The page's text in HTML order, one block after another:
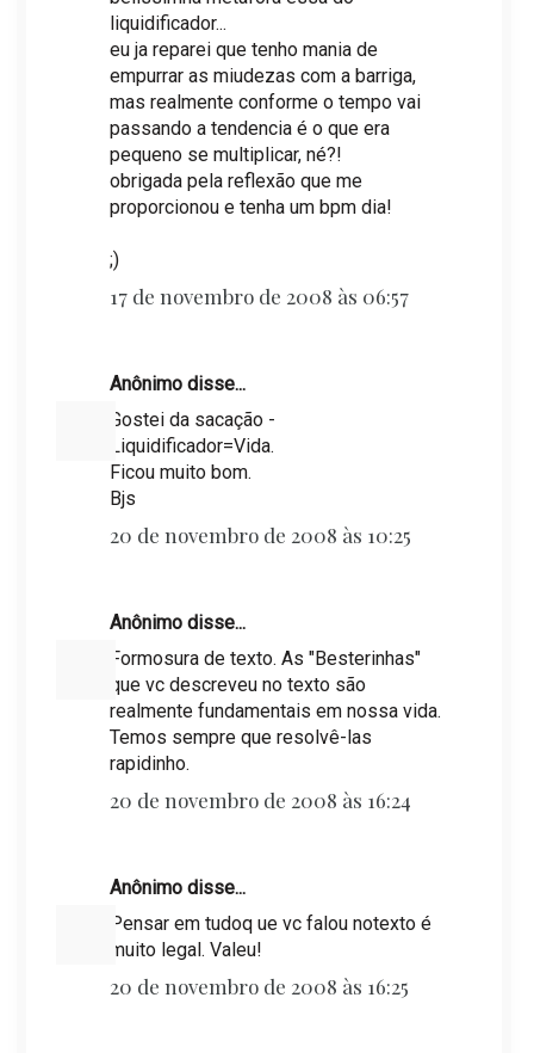
liquidificador...
eu ja reparei que tenho mania de
empurrar as miudezas com a barriga,
mas realmente conforme o tempo vai
passando a tendencia é o que era
pequeno se multiplicar, né?!
obrigada pela reflexão que me
proporcionou e tenha um bpm dia!
;)
17 de novembro de 2008 às 06:57
Anônimo disse...
Gostei da sacação -
Liquidificador=Vida.
Ficou muito bom.
Bjs
20 de novembro de 2008 às 10:25
Anônimo disse...
Formosura de texto. As "Besterinhas"
que vc descreveu no texto são
realmente fundamentais em nossa vida.
Temos sempre que resolvê-las
rapidinho.
20 de novembro de 2008 às 16:24
Anônimo disse...
Pensar em tudoq ue vc falou notexto é
muito legal. Valeu!
20 de novembro de 2008 às 16:25